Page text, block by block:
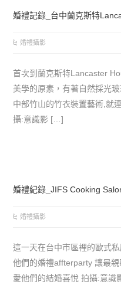
婚禮記錄_台中蘭克斯特
婚禮攝影
首次到蘭克斯特Lancaster
美學的原素，有著自然採光
中部竹山的竹衣裝置藝術,就
攝:意識影 […]
婚禮紀錄_JIFS Cooking
婚禮攝影
這一天在台中市區裡的歐式
他們的婚禮affterparty 讓最
愛他們的結婚喜悅 拍攝:意識